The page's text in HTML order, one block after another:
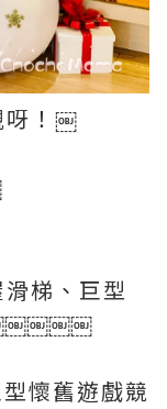
呀！￼
梯、巨型
懷舊遊戲競